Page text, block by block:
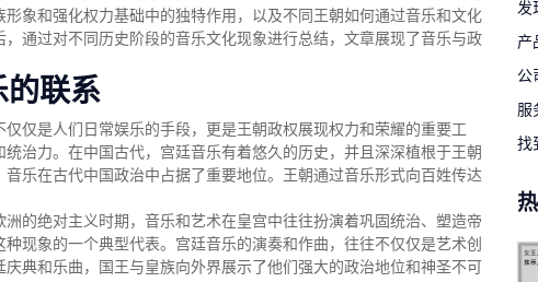
象和强化权力基础中的独特作用，以及不同王朝如何通过音乐和文化
通过对不同历史阶段的音乐文化现象进行总结，文章展现了音乐与政
的联系
仅是人们日常娱乐的手段，更是王朝政权展现权力和荣耀的重要工
治力。在中国古代，宫廷音乐有着悠久的历史，并且深深植根于王朝
乐在古代中国政治中占据了重要地位。王朝通过音乐形式向百姓传达
的绝对主义时期，音乐和艺术在皇宫中往往扮演着巩固统治、塑造帝
现象的一个典型代表。宫廷音乐的演奏和作曲，往往不仅仅是艺术创
典和乐曲，国王与皇族向外界展示了他们强大的政治地位和神圣不可
发
产
公
服
找